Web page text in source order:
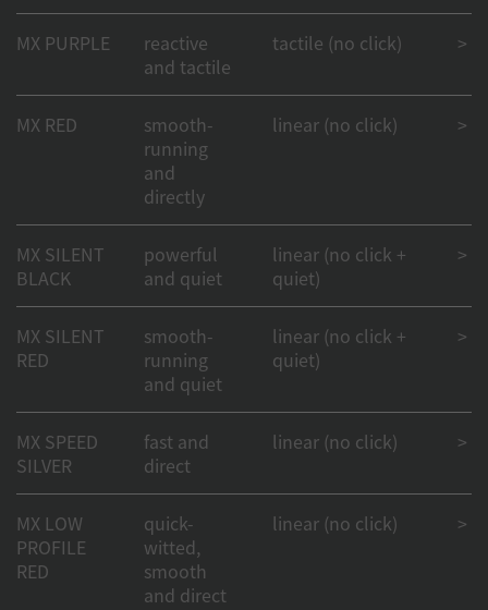
MX PURPLE
reactive
and tactile
tactile (no click) >
MX RED
smooth-
running
and
directly
linear (no click) >
MX SILENT
BLACK
powerful
and quiet
linear (no click +
quiet)
>
MX SILENT
RED
smooth-
running
and quiet
linear (no click +
quiet)
>
MX SPEED
SILVER
fast and
direct
linear (no click) >
MX LOW
PROFILE
RED
quick-
witted,
smooth
and direct
linear (no click) >